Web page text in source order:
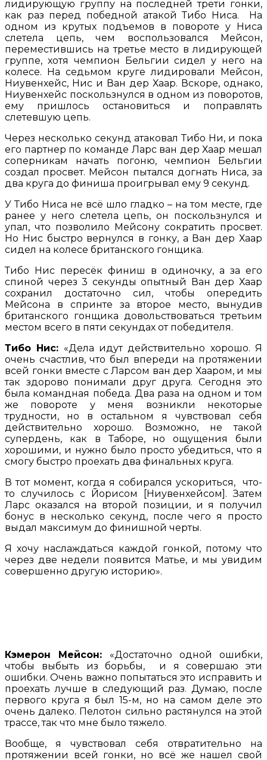
лидирующую группу на последней трети гонки,
как раз перед победной атакой Тибо Ниса. На
одном из крутых подъемов в повороте у Ниса
слетела цепь, чем воспользовался Мейсон,
переместившись на третье место в лидирующей
группе, хотя чемпион Бельгии сидел у него на
колесе. На седьмом круге лидировали Мейсон,
Ниувенхейс, Нис и Ван дер Хаар. Вскоре, однако,
Ниувенхейс поскользнулся в одном из поворотов,
ему пришлось остановиться и поправлять
слетевшую цепь.
Через несколько секунд атаковал Тибо Ни, и пока
его партнер по команде Ларс ван дер Хаар мешал
соперникам начать погоню, чемпион Бельгии
создал просвет. Мейсон пытался догнать Ниса, за
два круга до финиша проигрывал ему 9 секунд.
У Тибо Ниса не всё шло гладко – на том месте, где
ранее у него слетела цепь, он поскользнулся и
упал, что позволило Мейсону сократить просвет.
Но Нис быстро вернулся в гонку, а Ван дер Хаар
сидел на колесе британского гонщика.
Тибо Нис пересёк финиш в одиночку, а за его
спиной через 3 секунды опытный Ван дер Хаар
сохранил достаточно сил, чтобы опередить
Мейсона в спринте за второе место, вынудив
британского гонщика довольствоваться третьим
местом всего в пяти секундах от победителя.
Тибо Нис: «Дела идут действительно хорошо. Я
очень счастлив, что был впереди на протяжении
всей гонки вместе с Ларсом ван дер Хааром, и мы
так здорово понимали друг друга. Сегодня это
была командная победа. Два раза на одном и том
же повороте у меня возникли некоторые
трудности, но в остальном я чувствовал себя
действительно хорошо. Возможно, не такой
супердень, как в Таборе, но ощущения были
хорошими, и нужно было просто убедиться, что я
смогу быстро проехать два финальных круга.
В тот момент, когда я собирался ускориться, что-
то случилось с Йорисом [Ниувенхейсом]. Затем
Ларс оказался на второй позиции, и я получил
бонус в несколько секунд, после чего я просто
выдал максимум до финишной черты.
Я хочу наслаждаться каждой гонкой, потому что
через две недели появится Матье, и мы увидим
совершенно другую историю».
Кэмерон Мейсон: «Достаточно одной ошибки,
чтобы выбыть из борьбы, и я совершаю эти
ошибки. Очень важно попытаться это исправить и
проехать лучше в следующий раз. Думаю, после
первого круга я был 15-м, но на самом деле это
очень далеко. Пелотон сильно растянулся на этой
трассе, так что мне было тяжело.
Вообще, я чувствовал себя отвратительно на
протяжении всей гонки, но всё же нашел свой